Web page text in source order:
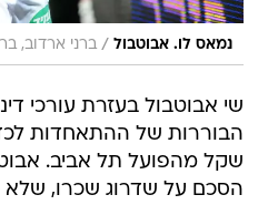
נמאס לו. אבוטבול / ברני ארדוב,
שי אבוטבול בעזרת עורכי
שקל מהפועל תל אביב.
הסכם על שדרוג שכרו,